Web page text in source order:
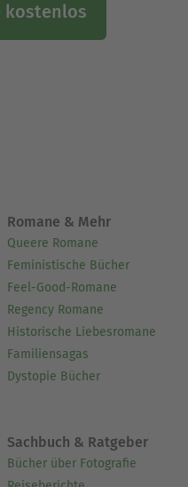
kostenlos
Romane & Mehr
Queere Romane
Feministische Bücher
Feel-Good-Romane
Regency Romane
Historische Liebesromane
Familiensagas
Dystopie Bücher
Sachbuch & Ratgeber
Bücher über Fotografie